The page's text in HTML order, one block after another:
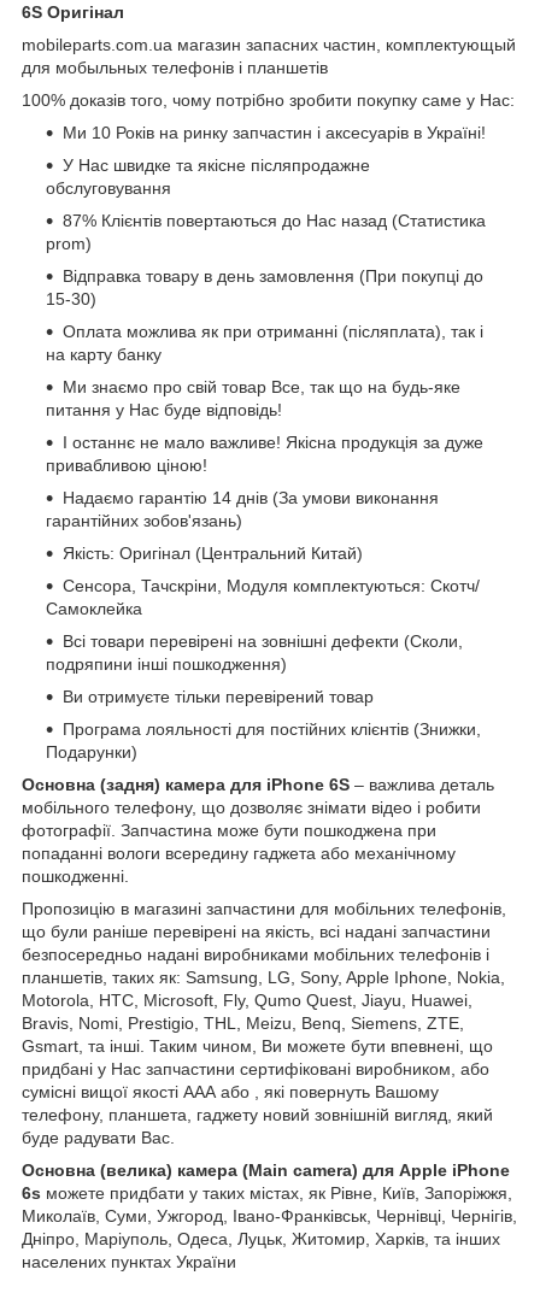
6S Оригінал
mobileparts.com.ua магазин запасних частин, комплектующый
для мобыльных телефонів і планшетів
100% доказів того, чому потрібно зробити покупку саме у Нас:
Ми 10 Років на ринку запчастин і аксесуарів в Україні!
У Нас швидке та якісне післяпродажне
обслуговування
87% Клієнтів повертаються до Нас назад (Статистика
prom)
Відправка товару в день замовлення (При покупці до
15-30)
Оплата можлива як при отриманні (післяплата), так і
на карту банку
Ми знаємо про свій товар Все, так що на будь-яке
питання у Нас буде відповідь!
І останнє не мало важливе! Якісна продукція за дуже
привабливою ціною!
Надаємо гарантію 14 днів (За умови виконання
гарантійних зобов'язань)
Якість: Оригінал (Центральний Китай)
Сенсора, Тачскріни, Модуля комплектуються: Скотч/
Самоклейка
Всі товари перевірені на зовнішні дефекти (Сколи,
подряпини інші пошкодження)
Ви отримуєте тільки перевірений товар
Програма лояльності для постійних клієнтів (Знижки,
Подарунки)
Основна (задня) камера для iPhone 6S – важлива деталь
мобільного телефону, що дозволяє знімати відео і робити
фотографії. Запчастина може бути пошкоджена при
попаданні вологи всередину гаджета або механічному
пошкодженні.
Пропозицію в магазині запчастини для мобільних телефонів,
що були раніше перевірені на якість, всі надані запчастини
безпосередньо надані виробниками мобільних телефонів і
планшетів, таких як: Samsung, LG, Sony, Apple Iphone, Nokia,
Motorola, HTC, Microsoft, Fly, Qumo Quest, Jiayu, Huawei,
Bravis, Nomi, Prestigio, THL, Meizu, Benq, Siemens, ZTE,
Gsmart, та інші. Таким чином, Ви можете бути впевнені, що
придбані у Нас запчастини сертифіковані виробником, або
сумісні вищої якості ААА або , які повернуть Вашому
телефону, планшета, гаджету новий зовнішній вигляд, який
буде радувати Вас.
Основна (велика) камера (Main camera) для Apple iPhone
6s можете придбати у таких містах, як Рівне, Київ, Запоріжжя,
Миколаїв, Суми, Ужгород, Івано-Франківськ, Чернівці, Чернігів,
Дніпро, Маріуполь, Одеса, Луцьк, Житомир, Харків, та інших
населених пунктах України